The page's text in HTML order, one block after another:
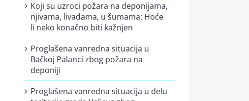
Koji su uzroci požara na deponijama,
njivama, livadama, u šumama: Hoće
li neko konačno biti kažnjen
Proglašena vanredna situacija u
Bačkoj Palanci zbog požara na
deponiji
Proglašena vanredna situacija u delu